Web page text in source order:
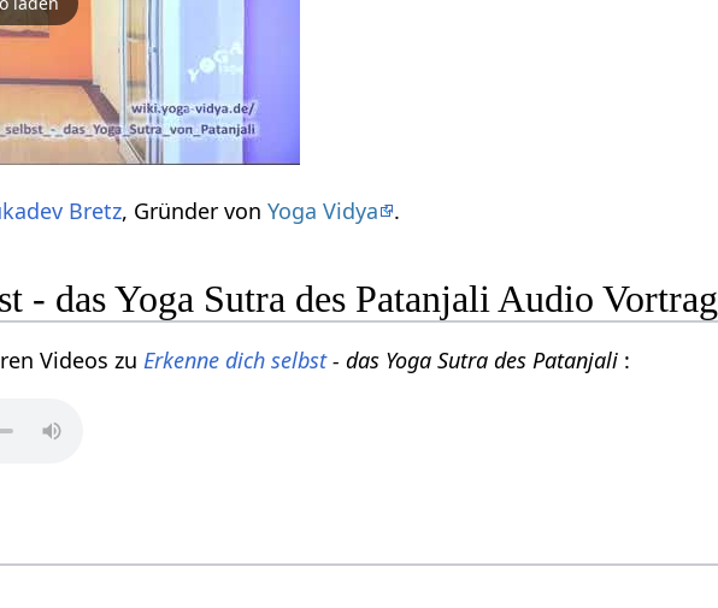
Bretz, Gründer vonYoga Vidya .
- das Yoga Sutra des Patanjali Audio Vortrag
Videos zu Erkenne dich selbst- das Yoga Sutra des Patanjali :